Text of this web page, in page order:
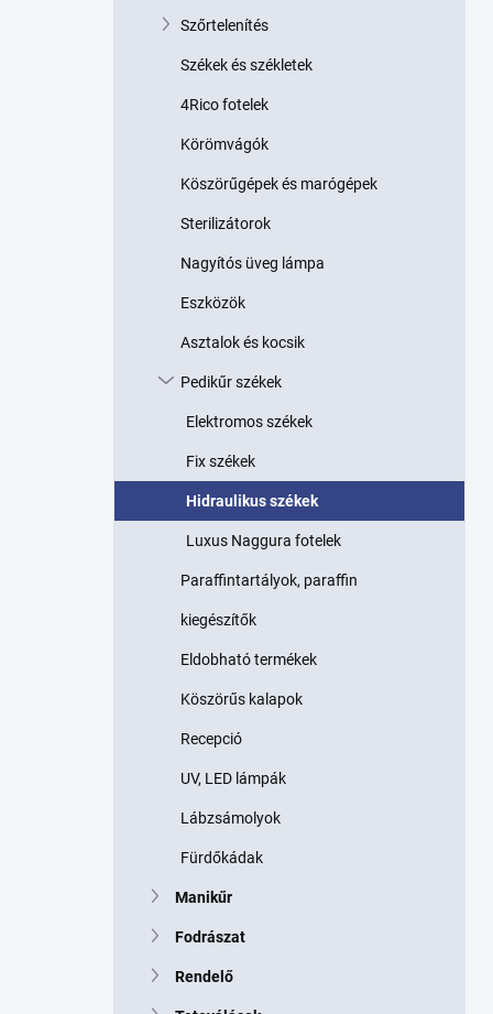
Szőrtelenítés
Székek és székletek
4Rico fotelek
Körömvágók
Köszörűgépek és marógépek
Sterilizátorok
Nagyítós üveg lámpa
Eszközök
Asztalok és kocsik
Pedikűr székek
Elektromos székek
Fix székek
Hidraulikus székek
Luxus Naggura fotelek
Paraffintartályok, paraffin
kiegészítők
Eldobható termékek
Köszörűs kalapok
Recepció
UV, LED lámpák
Lábzsámolyok
Fürdőkádak
Manikűr
Fodrászat
Rendelő